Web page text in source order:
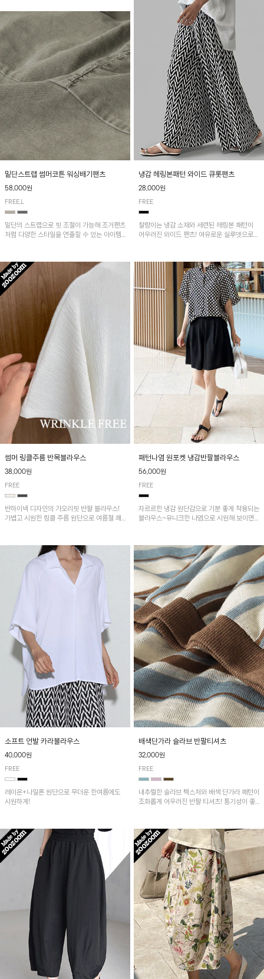
밑단스트랩 썸머코튼 워싱배기팬츠
58,000원
FREE,L
밑단의 스트랩으로 핏 조절이 가능해 조거팬츠
처럼 다양한 스타일을 연출할 수 있는 아이템!
냉감 헤링본패턴 와이드 큐롯팬츠
28,000원
FREE
찰랑이는 냉감 소재와 세련된 헤링본 패턴이
어우러진 와이드 팬츠! 여유로운 실루엣으로
다.
썸머 링클주름 반목블라우스
38,000원
FREE
반하이넥 디자인의 가오리핏 반팔 블라우스!
가볍고 시원한 링클 주름 원단으로 여름철 쾌
패턴나염 원포켓 냉감반팔블라우스
56,000원
FREE
차르르한 냉감 원단감으로 기분 좋게 착용되는
블라우스~유니크한 나염으로 시원해 보이면
소프트 언발 카라블라우스
40,000원
FREE
레이온+나일론 원단으로 무더운 한여름에도
시원하게!
배색단가라 슬라브 반팔티셔츠
32,000원
FREE
내추럴한 슬라브 텍스처와 배색 단가라 패턴이
조화롭게 어우러진 반팔 티셔츠! 통기성이 좋